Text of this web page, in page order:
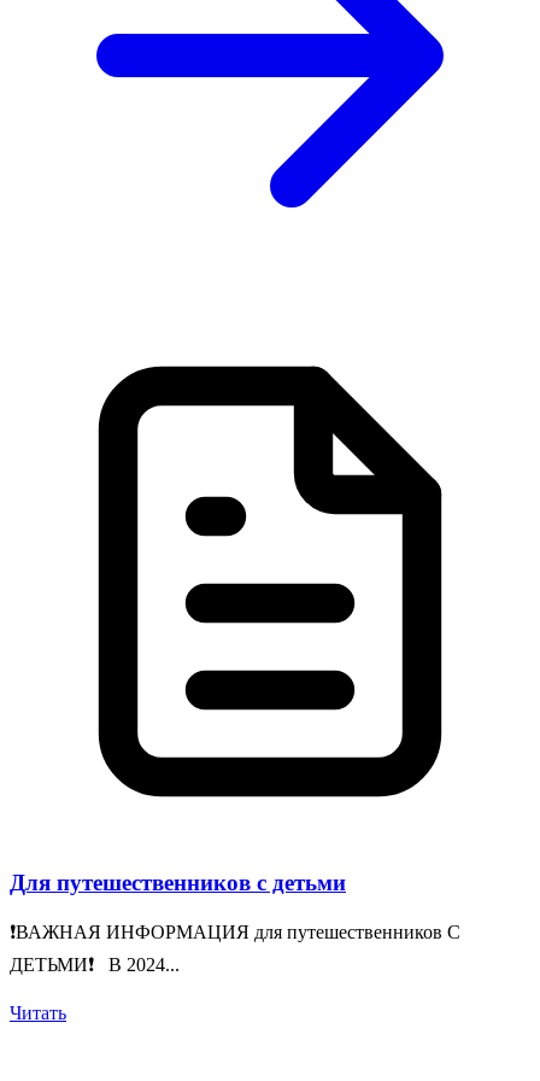
Для путешественников с детьми
❗️ВАЖНАЯ ИНФОРМАЦИЯ для путешественников С
ДЕТЬМИ❗️ В 2024...
Читать